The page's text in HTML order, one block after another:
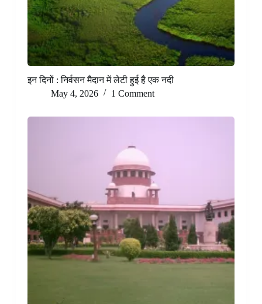
इन दिनों : निर्वसन मैदान में लेटी हुई है एक नदी
May 4, 2026
1 Comment